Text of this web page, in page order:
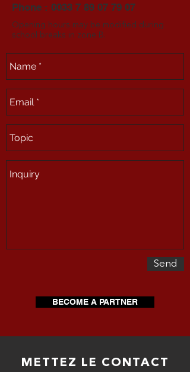
​Phone : 0033 7 89 07 79 07
Opening hours may be modified during
school breaks in zone B.
Send
BECOME A PARTNER
METTEZ LE CONTACT